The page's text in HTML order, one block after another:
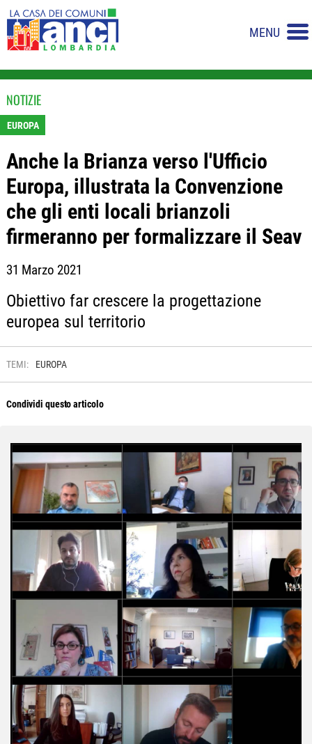
MENU
NOTIZIE
EUROPA
Anche la Brianza verso l'Ufficio
Europa, illustrata la Convenzione
che gli enti locali brianzoli
firmeranno per formalizzare il Seav
31 Marzo 2021
Obiettivo far crescere la progettazione
europea sul territorio
TEMI: EUROPA
Condividi questo articolo